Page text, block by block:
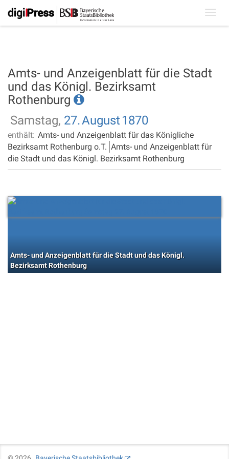
Amts- und Anzeigenblatt für die Stadt
und das Königl. Bezirksamt
Rothenburg
Samstag, 27.August 1870
enthält: Amts- und Anzeigenblatt für das Königliche
Bezirksamt Rothenburg o.T. Amts- und Anzeigenblatt für
die Stadt und das Königl. Bezirksamt Rothenburg
Amts- und Anzeigenblatt für die Stadt und das Königl.
Bezirksamt Rothenburg